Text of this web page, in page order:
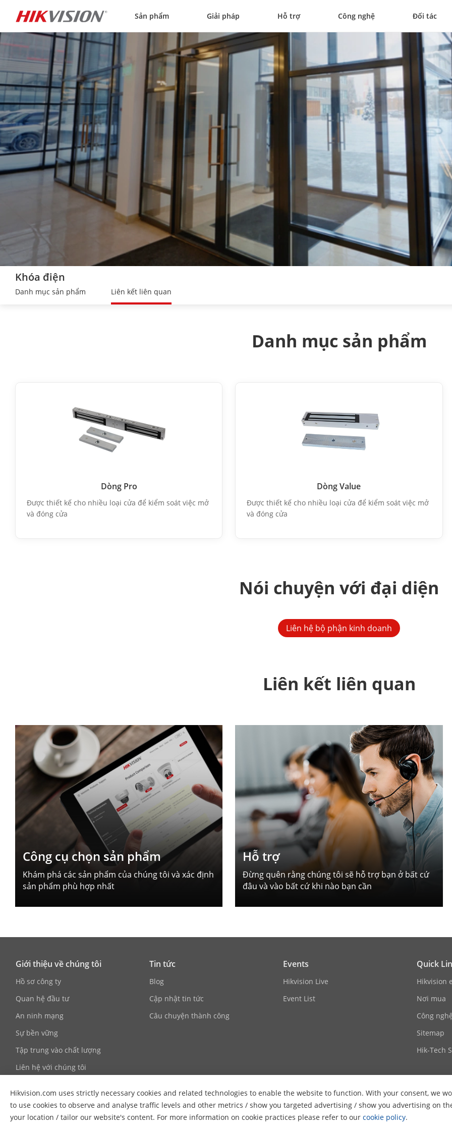
Sản phẩm Giải pháp Hỗ trợ Công nghệ Đối tác
Khóa điện
Danh mục sản phẩm Liên kết liên quan
Danh mục sản phẩm
Dòng Pro
Được thiết kế cho nhiều loại cửa để kiểm soát việc mở
và đóng cửa
Dòng Value
Được thiết kế cho nhiều loại cửa để kiểm soát việc mở
và đóng cửa
Nói chuyện với đại diện
Liên hệ bộ phận kinh doanh
Liên kết liên quan
Công cụ chọn sản phẩm
Khám phá các sản phẩm của chúng tôi và xác định
sản phẩm phù hợp nhất
Hỗ trợ
Đừng quên rằng chúng tôi sẽ hỗ trợ bạn ở bất cứ
đâu và vào bất cứ khi nào bạn cần
Hikvision.com uses strictly necessary cookies and related technologies to enable the website to function. With your consent, we
to use cookies to observe and analyse traffic levels and other metrics / show you targeted advertising / show you advertising on
your location / tailor our website's content. For more information on cookie practices please refer to our cookie policy.
Giới thiệu về chúng tôi
Hồ sơ công ty
Quan hệ đầu tư
An ninh mạng
Sự bền vững
Tập trung vào chất lượng
Liên hệ với chúng tôi
Tin tức
Blog
Cập nhật tin tức
Câu chuyện thành công
Events
Hikvision Live
Event List
Quick
Hikvision
Nơi mua
Công
Sitemap
Hik-Tech